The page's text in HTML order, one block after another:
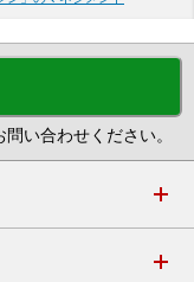
い合わせください。